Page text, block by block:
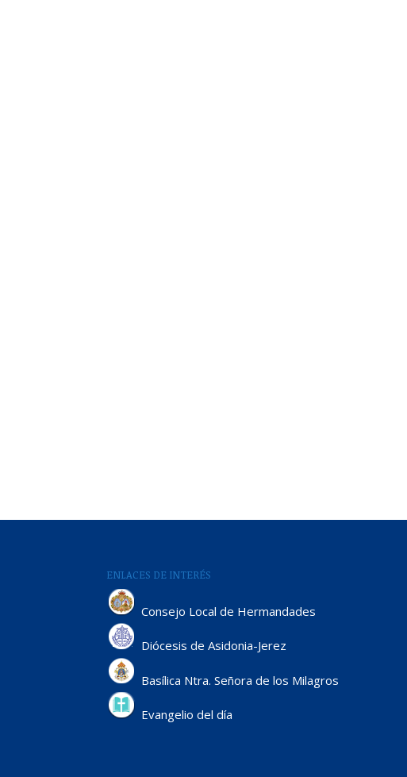
ENLACES DE INTERÉS
Consejo Local de Hermandades
Diócesis de Asidonia-Jerez
Basílica Ntra. Señora de los Milagros
Evangelio del día